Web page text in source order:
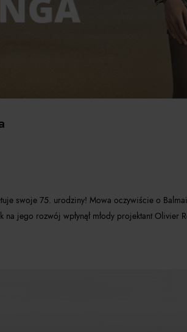
swoje 75. urodziny! Mowa oczywiście o
jego rozwój wpłynął młody projektant Olivier